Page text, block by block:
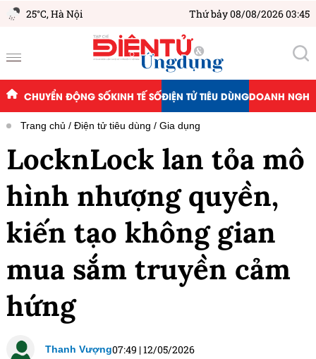
25°C,Hà Nội Thứ bảy 08/08/2026 03:45
CHUYỂN ĐỘNG SỐKINH TẾ SỐĐIỆN TỬ TIÊU DÙNGDOANH
Trang chủ Điện tử tiêu dùng Gia dụng
LocknLock lan tỏa mô
hình nhượng quyền,
kiến tạo không gian
mua sắm truyền cảm
hứng
Thanh Vượng07:49 |12/05/2026